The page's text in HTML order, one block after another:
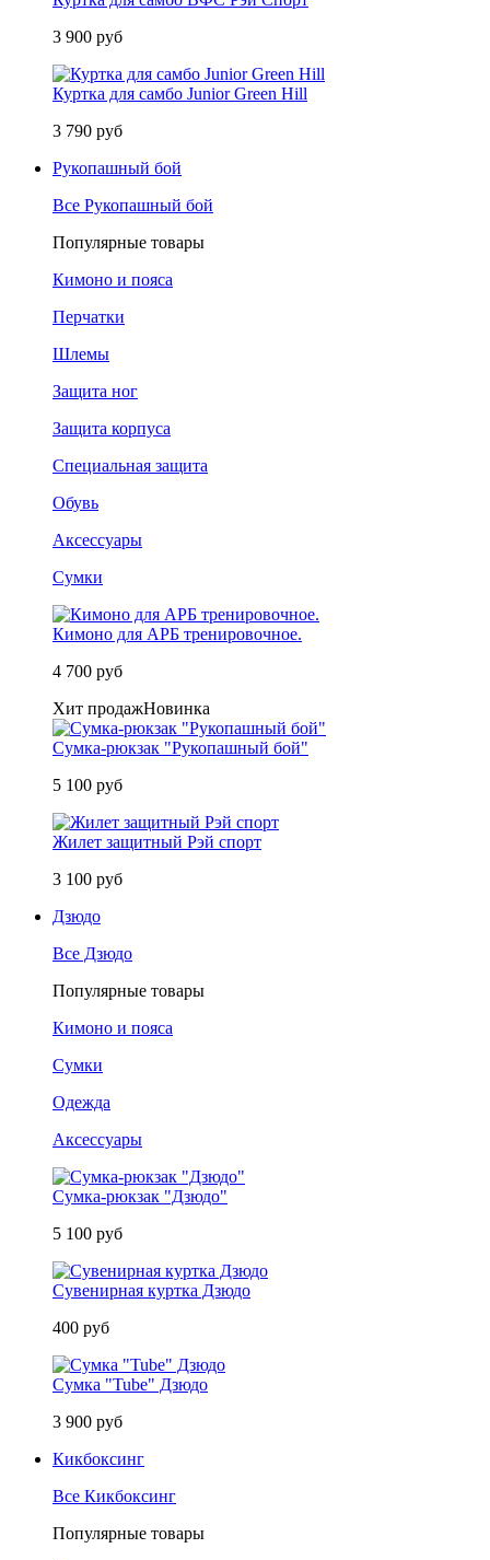
3 900 руб
Куртка для самбо Junior Green Hill
3 790 руб
Рукопашный бой
Все Рукопашный бой
Популярные товары
Кимоно и пояса
Перчатки
Шлемы
Защита ног
Защита корпуса
Специальная защита
Обувь
Аксессуары
Сумки
Кимоно для АРБ тренировочное.
4 700 руб
Хит продажНовинка
Сумка-рюкзак "Рукопашный бой"
5 100 руб
Жилет защитный Рэй спорт
3 100 руб
Дзюдо
Все Дзюдо
Популярные товары
Кимоно и пояса
Сумки
Одежда
Аксессуары
Сумка-рюкзак "Дзюдо"
5 100 руб
Сувенирная куртка Дзюдо
400 руб
Сумка "Tube" Дзюдо
3 900 руб
Кикбоксинг
Все Кикбоксинг
Популярные товары